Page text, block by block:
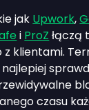
jak Upwork,
i ProZ łączą
z klientami.
czasu